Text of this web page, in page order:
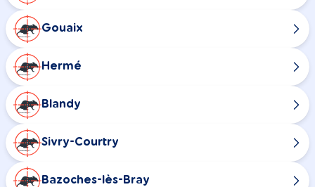
Gouaix
Hermé
Blandy
Sivry-Courtry
Bazoches-lès-Bray